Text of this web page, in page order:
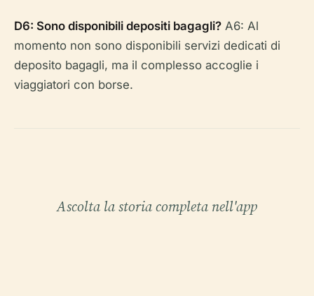
D6: Sono disponibili depositi bagagli? A6: Al
momento non sono disponibili servizi dedicati di
deposito bagagli, ma il complesso accoglie i
viaggiatori con borse.
Ascolta la storia completa nell'app